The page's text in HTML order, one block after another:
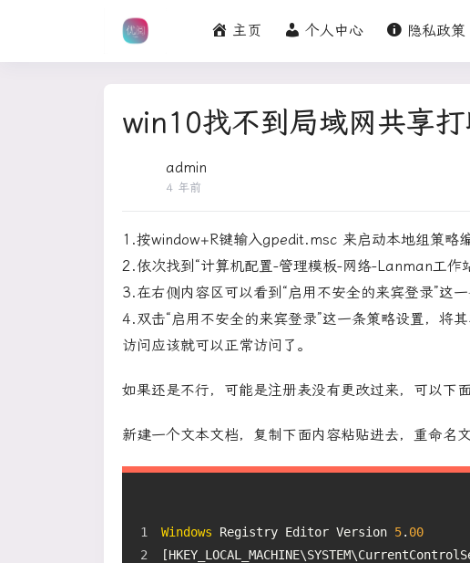
主页 个人中心 隐私政策
win10找不到局域网共享
admin
4 年前
1.按window+R键输入gpedit.msc 来启动本地组策略编
2.依次找到“计算机配置-管理模板-网络-Lanman工作
3.在右侧内容区可以看到“启用不安全的来宾登录”这一
4.双击“启用不安全的来宾登录”这一条策略设置，将
访问应该就可以正常访问了。
如果还是不行，可能是注册表没有更改过来，可以下面
新建一个文本文档，复制下面内容粘贴进去，重命名文
Windows Registry Editor Version 5. 00